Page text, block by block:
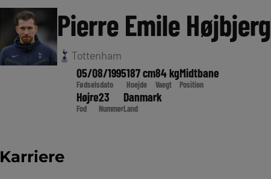
Pierre Emile Højbjerg
Tottenham
05/08/1995
Fødselsdato
187 cm
Hoejde
84 kg
Vaegt
Midtbane
Position
Højre
Fod
23
Nummer
Danmark
Land
Karriere